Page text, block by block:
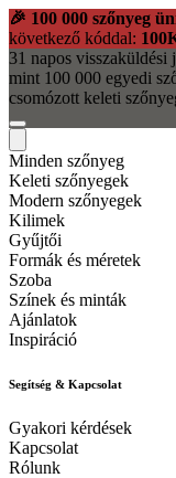
🎉 100 000 szőnyeg
következő kóddal:
31 napos visszaküldési
mint 100 000 egyedi
csomózott keleti
Minden szőnyeg
Keleti szőnyegek
Modern szőnyegek
Kilimek
Gyűjtői
Formák és méretek
Szoba
Színek és minták
Ajánlatok
Inspiráció
Segítség & Kapcsolat
Gyakori kérdések
Kapcsolat
Rólunk